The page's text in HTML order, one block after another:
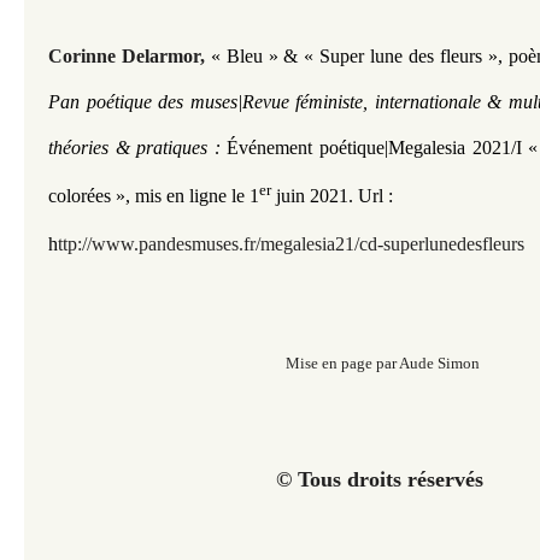
Corinne Delarmor, « Bleu » & « Super lune des fleurs »,
Pan poétique des muses|Revue féministe, internationale &
théories & pratiques :Événement poétique|Megalesia 2021/I
colorées », mis en ligne le 1 erjuin 2021. Url :
http://www.pandesmuses.fr/megalesia21/cd-superlunedesfleurs
Mise en page par Aude Simon
© Tous droits réservés